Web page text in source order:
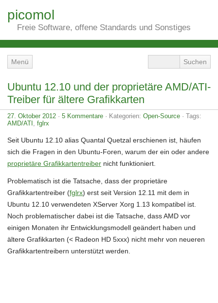
picomol
Freie Software, offene Standards und Sonstiges
Menü
Ubuntu 12.10 und der proprietäre AMD/ATI-
Treiber für ältere Grafikkarten
27. Oktober 2012 · 5 Kommentare · Kategorien: Open-Source · Tags:
AMD/ATI , fglrx
Seit Ubuntu 12.10 alias Quantal Quetzal erschienen ist, häufen
sich die Fragen in den Ubuntu-Foren, warum der ein oder andere
proprietäre Grafikkartentreiber nicht funktioniert.
Problematisch ist die Tatsache, dass der proprietäre
Grafikkartentreiber (fglrx) erst seit Version 12.11 mit dem in
Ubuntu 12.10 verwendeten XServer Xorg 1.13 kompatibel ist.
Noch problematischer dabei ist die Tatsache, dass AMD vor
einigen Monaten ihr Entwicklungsmodell geändert haben und
ältere Grafikkarten (< Radeon HD 5xxx) nicht mehr von neueren
Grafikkartentreibern unterstützt werden.